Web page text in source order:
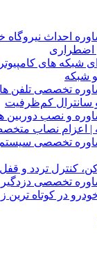
اضطراری
شبکه
| اعزام نصاب
کنترل تردد و
در کوتاه ترین